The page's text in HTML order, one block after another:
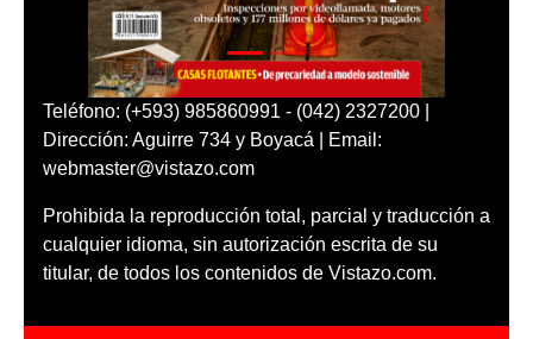
Teléfono: (+593) 985860991 - (042) 2327200 |
Dirección: Aguirre 734 y Boyacá | Email:
webmaster@vistazo.com
Prohibida la reproducción total, parcial y traducción a
cualquier idioma, sin autorización escrita de su
titular, de todos los contenidos de Vistazo.com.